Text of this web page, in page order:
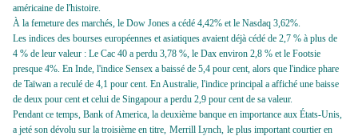
américaine de l'histoire.
À la femeture des marchés, le Dow Jones a cédé 4,42% et le Nasdaq 3,62%.
Les indices des bourses européennes et asiatiques avaient déjà cédé de 2,7 % à plus de
4 % de leur valeur : Le Cac 40 a perdu 3,78 %, le Dax environ 2,8 % et le Footsie
presque 4%. En Inde, l'indice Sensex a baissé de 5,4 pour cent, alors que l'indice phare
de Taïwan a reculé de 4,1 pour cent. En Australie, l'indice principal a affiché une baisse
de deux pour cent et celui de Singapour a perdu 2,9 pour cent de sa valeur.
Pendant ce temps, Bank of America, la deuxième banque en importance aux États-Unis,
a jeté son dévolu sur la troisième en titre, Merrill Lynch, le plus important courtier en